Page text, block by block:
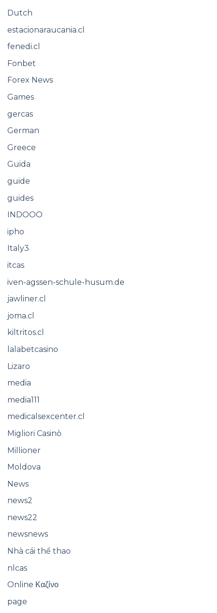
Dutch
estacionaraucania.cl
fenedi.cl
Fonbet
Forex News
Games
gercas
German
Greece
Guida
guide
guides
INDOOO
ipho
Italy3
itcas
iven-agssen-schule-husum.de
jawliner.cl
joma.cl
kiltritos.cl
lalabetcasino
Lizaro
media
media111
medicalsexcenter.cl
Migliori Casinò
Millioner
Moldova
News
news2
news22
newsnews
Nhà cái thể thao
nlcas
Online Καζίνο
page